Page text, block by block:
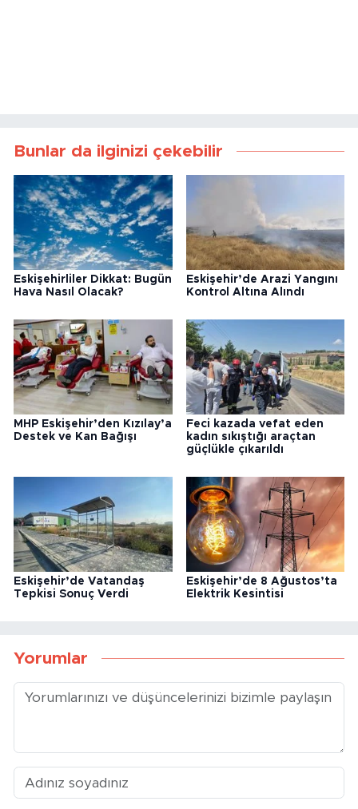
Bunlar da ilginizi çekebilir
Eskişehirliler Dikkat: Bugün
Hava Nasıl Olacak?
Eskişehir’de Arazi Yangını
Kontrol Altına Alındı
MHP Eskişehir’den Kızılay’a
Destek ve Kan Bağışı
Feci kazada vefat eden
kadın sıkıştığı araçtan
güçlükle çıkarıldı
Eskişehir’de Vatandaş
Tepkisi Sonuç Verdi
Eskişehir’de 8 Ağustos’ta
Elektrik Kesintisi
Yorumlar